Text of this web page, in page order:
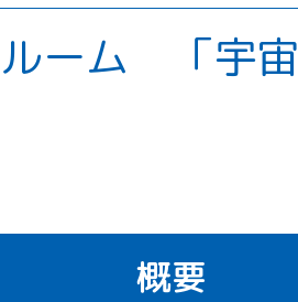
ーム 「宇宙
概要